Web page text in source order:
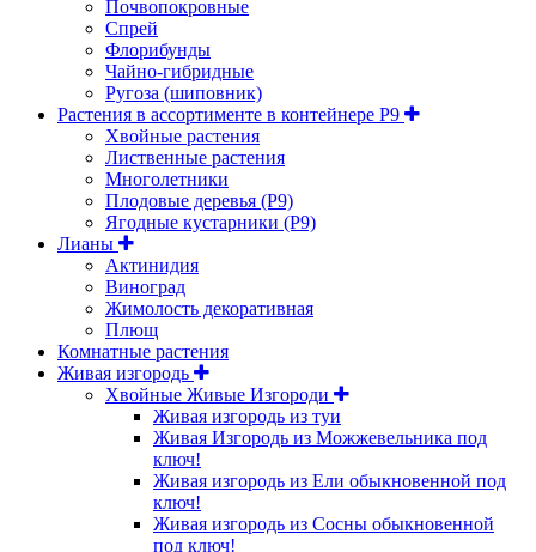
Почвопокровные
Спрей
Флорибунды
Чайно-гибридные
Ругоза (шиповник)
Растения в ассортименте в контейнере P9
Хвойные растения
Лиственные растения
Многолетники
Плодовые деревья (Р9)
Ягодные кустарники (Р9)
Лианы
Актинидия
Виноград
Жимолость декоративная
Плющ
Комнатные растения
Живая изгородь
Хвойные Живые Изгороди
Живая изгородь из туи
Живая Изгородь из Можжевельника под
ключ!
Живая изгородь из Ели обыкновенной под
ключ!
Живая изгородь из Сосны обыкновенной
под ключ!